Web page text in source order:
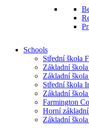
Schools
Střední škola
Základní
Základní
Střední škola
Základní
Farmington
Horní
Základní